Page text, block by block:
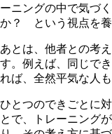
ーニングの中で気づ
か？ という視点を養
あとは、他者との考
す。例えば、同じで
れば、全然平気な人も
ひとつのできごとに
とで、トレーニング